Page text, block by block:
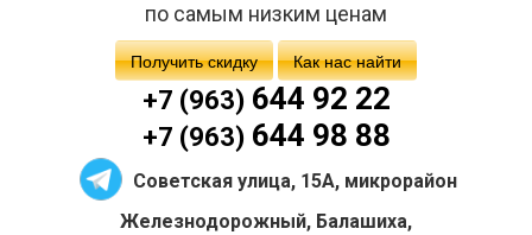
по самым низким ценам
Получить скидку Как нас найти
+7 (963)644 92 22
+7 (963)644 98 88
Советская улица, 15А, микрорайон
Железнодорожный, Балашиха,